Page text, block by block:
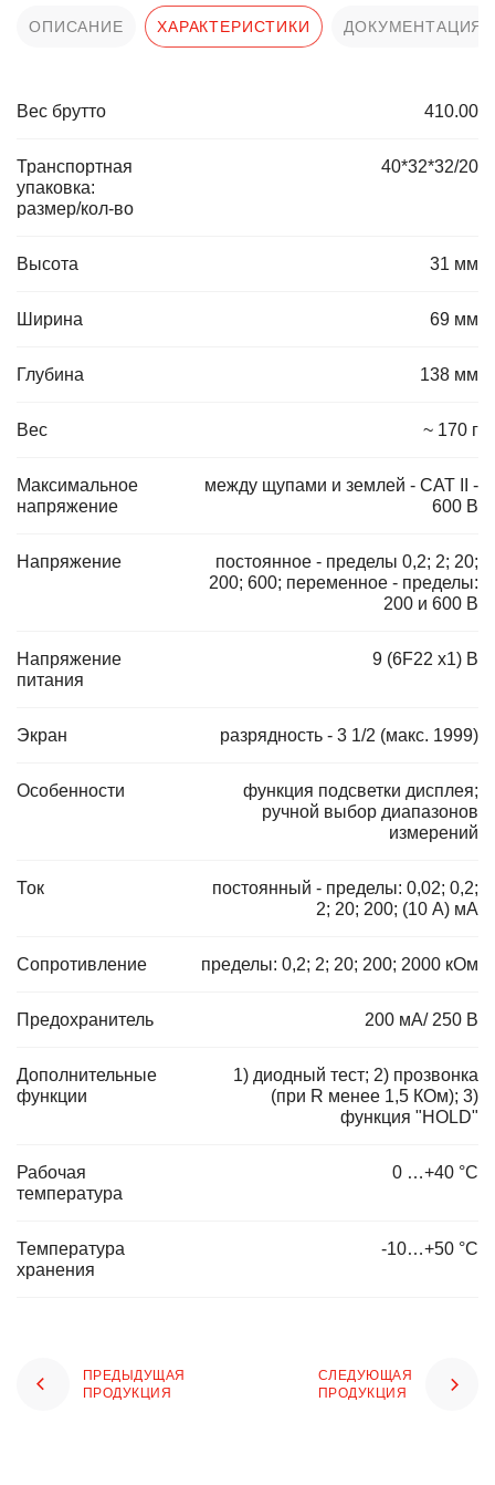
ОПИСАНИЕ ХАРАКТЕРИСТИКИ ДОКУМЕНТАЦИЯ
Вес брутто 410.00
Транспортная
упаковка:
размер/кол-во
40*32*32/20
Высота 31 мм
Ширина 69 мм
Глубина 138 мм
Вес ~ 170 г
Максимальное
напряжение
между щупами и землей - CAT II -
600 В
Напряжение
постоянное - пределы 0,2; 2; 20;
200; 600; переменное - пределы:
200 и 600 В
Напряжение
питания
9 (6F22 x1) В
Экран разрядность - 3 1/2 (макс. 1999)
Особенности
функция подсветки дисплея;
ручной выбор диапазонов
измерений
Ток
постоянный - пределы: 0,02; 0,2;
2; 20; 200; (10 А) мА
Сопротивление пределы: 0,2; 2; 20; 200; 2000 кОм
Предохранитель 200 мА/ 250 В
Дополнительные
функции
1) диодный тест; 2) прозвонка
(при R менее 1,5 КОм); 3)
функция "HOLD"
Рабочая
температура
0 …+40 °С
Температура
хранения
-10…+50 °С
ПРЕДЫДУЩАЯ
ПРОДУКЦИЯ
СЛЕДУЮЩАЯ
ПРОДУКЦИЯ